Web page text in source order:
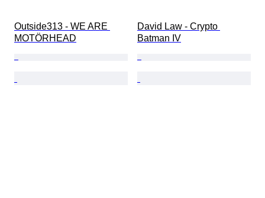
Outside313 - WE ARE
MOTÖRHEAD
David Law - Crypto
Batman IV